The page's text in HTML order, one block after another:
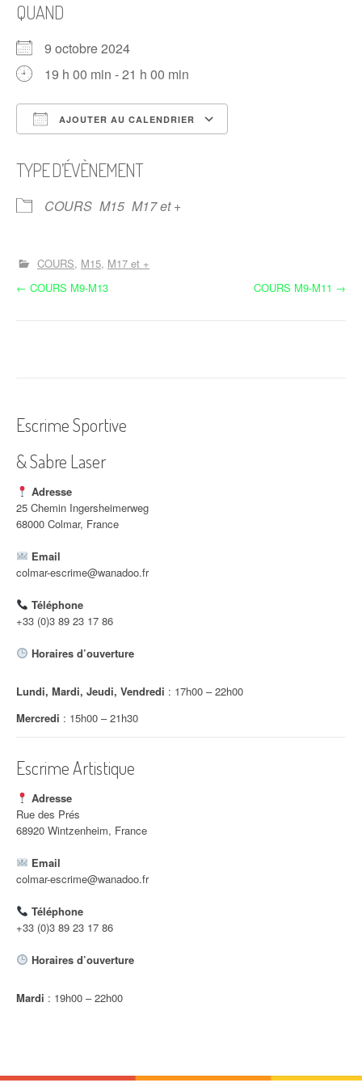
QUAND
9 octobre 2024
19 h 00 min - 21 h 00 min
AJOUTER AU CALENDRIER
TYPE D’ÉVÈNEMENT
COURS M15 M17 et +
COURS M15 M17 et +
N
g
a
t
i
o
n
d
'
a
t
i
c
l
e
← COURS M9-M13 COURS M9-M11 →
Escrime Sportive
& Sabre Laser
Adresse
25 Chemin Ingersheimerweg
68000 Colmar, France
Email
colmar-escrime@wanadoo.fr
Téléphone
+33 (0)3 89 23 17 86
Horaires d’ouverture
Lundi, Mardi, Jeudi, Vendredi : 17h00 – 22h00
Mercredi : 15h00 – 21h30
Escrime Artistique
Adresse
Rue des Prés
68920 Wintzenheim, France
Email
colmar-escrime@wanadoo.fr
Téléphone
+33 (0)3 89 23 17 86
Horaires d’ouverture
Mardi : 19h00 – 22h00